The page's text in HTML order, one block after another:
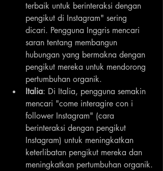
terbaik untuk berinteraksi dengan
pengikut di Instagram" sering
dicari. Pengguna Inggris mencari
saran tentang membangun
hubungan yang bermakna dengan
pengikut mereka untuk mendorong
pertumbuhan organik.
Italia: Di Italia, pengguna semakin
mencari "come interagire con i
follower Instagram" (cara
berinteraksi dengan pengikut
Instagram) untuk meningkatkan
keterlibatan pengikut mereka dan
meningkatkan pertumbuhan organik.